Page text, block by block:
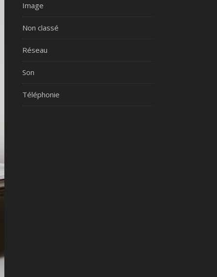
Image
Non classé
Réseau
Son
Téléphonie